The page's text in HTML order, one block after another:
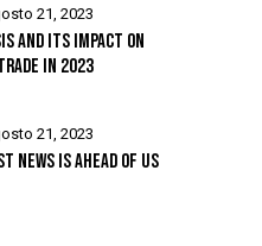
21, 2023
AND ITS IMPACT ON
IN 2023
21, 2023
NEWS IS AHEAD OF US